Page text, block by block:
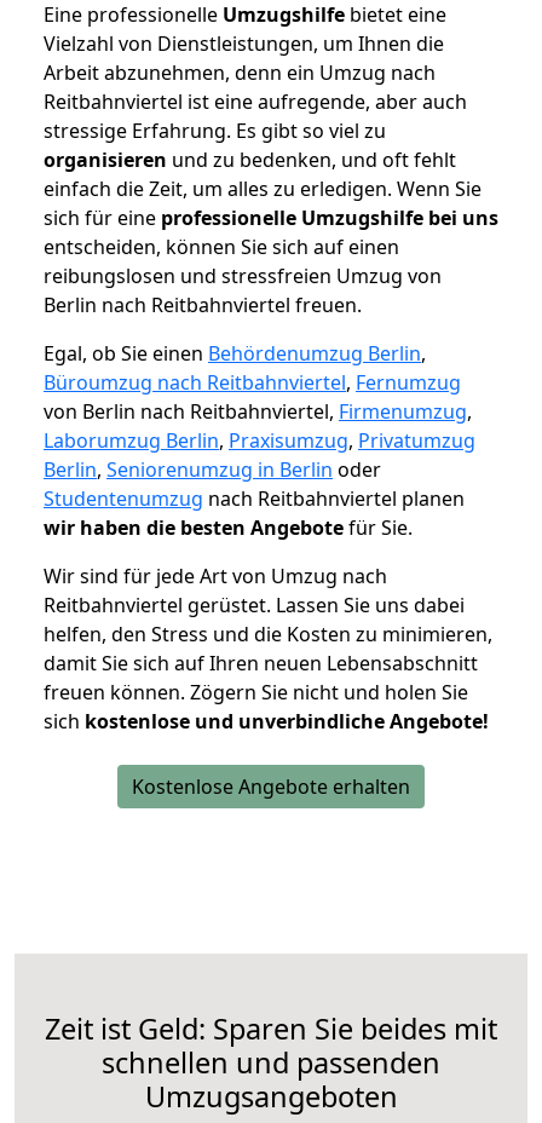
Eine professionelle Umzugshilfe bietet eine
Vielzahl von Dienstleistungen, um Ihnen die
Arbeit abzunehmen, denn ein Umzug nach
Reitbahnviertel ist eine aufregende, aber auch
stressige Erfahrung. Es gibt so viel zu
organisieren und zu bedenken, und oft fehlt
einfach die Zeit, um alles zu erledigen. Wenn Sie
sich für eine professionelle Umzugshilfe bei uns
entscheiden, können Sie sich auf einen
reibungslosen und stressfreien Umzug von
Berlin nach Reitbahnviertel freuen.
Egal, ob Sie einen Behördenumzug Berlin,
Büroumzug nach Reitbahnviertel, Fernumzug
von Berlin nach Reitbahnviertel, Firmenumzug,
Laborumzug Berlin, Praxisumzug, Privatumzug
Berlin, Seniorenumzug in Berlin oder
Studentenumzug nach Reitbahnviertel planen
wir haben die besten Angebotefür Sie.
Wir sind für jede Art von Umzug nach
Reitbahnviertel gerüstet. Lassen Sie uns dabei
helfen, den Stress und die Kosten zu minimieren,
damit Sie sich auf Ihren neuen Lebensabschnitt
freuen können. Zögern Sie nicht und holen Sie
sich kostenlose und unverbindliche Angebote!
Kostenlose Angebote erhalten
Zeit ist Geld: Sparen Sie beides mit
schnellen und passenden
Umzugsangeboten